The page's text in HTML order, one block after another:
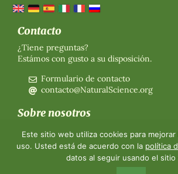
Contacto
¿Tiene preguntas?
Estámos con gusto a su disposición.
Formulario de contacto
contacto@NaturalScience.org
Sobre nosotros
Organización
Afiliación
Sobre nosotros
Este sitio web utiliza cookies para mejorar
uso. Usted está de acuerdo con la política
datos al seguir usando el sitio